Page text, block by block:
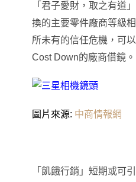
「 君子愛財 ， 取之有道 」
換的主要零件廠商等級
所未有的信任危機 ， 可
Cost Down的廠商借鏡 。
圖片來源: 中商情報網
「飢餓行銷」短期或可